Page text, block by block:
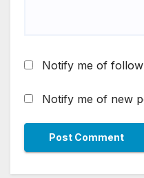
Notify me of
Notify me of new